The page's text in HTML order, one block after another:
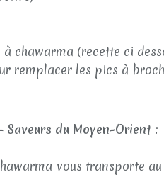
chawarma (recette ci
remplacer les pics à
Saveurs du Moyen-Orient :
vous transporte